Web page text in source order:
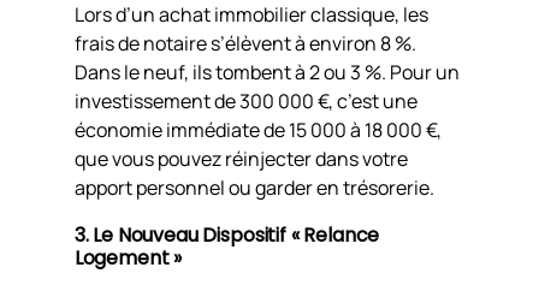
Lors d’un achat immobilier classique, les
frais de notaire s’élèvent à environ 8 %.
Dans le neuf, ils tombent à 2 ou 3 %. Pour un
investissement de 300 000 €, c’est une
économie immédiate de 15 000 à 18 000 €,
que vous pouvez réinjecter dans votre
apport personnel ou garder en trésorerie.
3. Le Nouveau Dispositif « Relance
Logement »